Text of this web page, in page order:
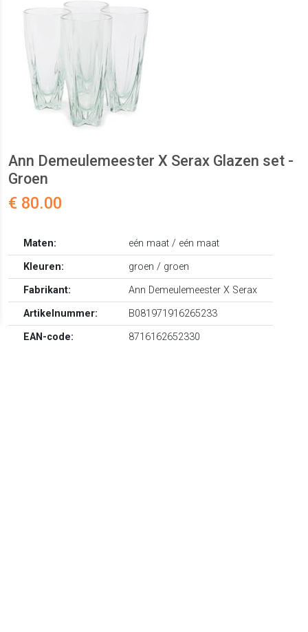
Ann Demeulemeester X Serax Glazen set -
Groen
€ 80.00
Maten:
eén maat / eén maat
Kleuren:
groen / groen
Fabrikant:
Ann Demeulemeester X Serax
Artikelnummer:
B081971916265233
EAN-code:
8716162652330